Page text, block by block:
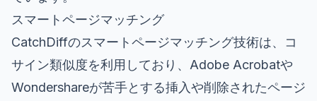
スマートページマッチング
CatchDiffのスマートページマッチング技術は、コ
サイン類似度を利用しており、Adobe Acrobatや
Wondershareが苦手とする挿入や削除されたページ